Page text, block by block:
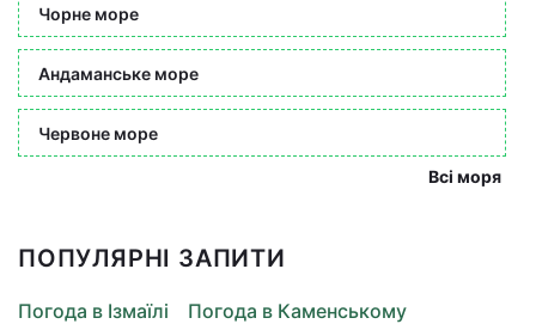
Чорне море
Андаманське море
Червоне море
Всі моря
ПОПУЛЯРНІ ЗАПИТИ
Погода в Ізмаїлі
Погода в Каменському